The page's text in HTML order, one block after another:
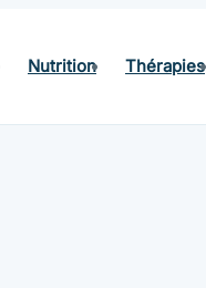
Nutrition Thérapies